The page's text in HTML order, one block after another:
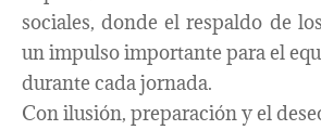
sociales, donde el respaldo de
un impulso importante para el
durante cada jornada.
Con ilusión, preparación y el